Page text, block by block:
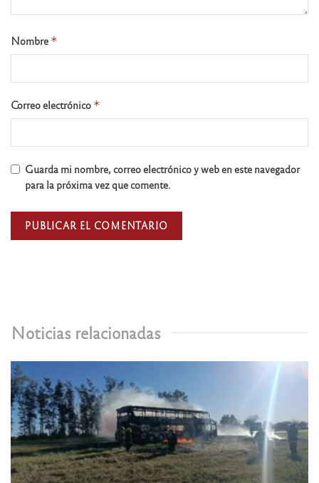
Noticias relacionadas
Nombre *
Correo electrónico *
Guarda mi nombre, correo electrónico y web en este navegador
para la próxima vez que comente.